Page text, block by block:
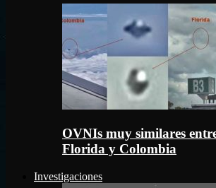
OVNIs muy similares
Florida y Colombia
Investigaciones